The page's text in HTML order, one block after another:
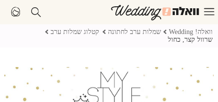
וואלה! Wedding שמלות ערב לחתונה
קטלוג שמלות ערב
שרוול קצר, כחול